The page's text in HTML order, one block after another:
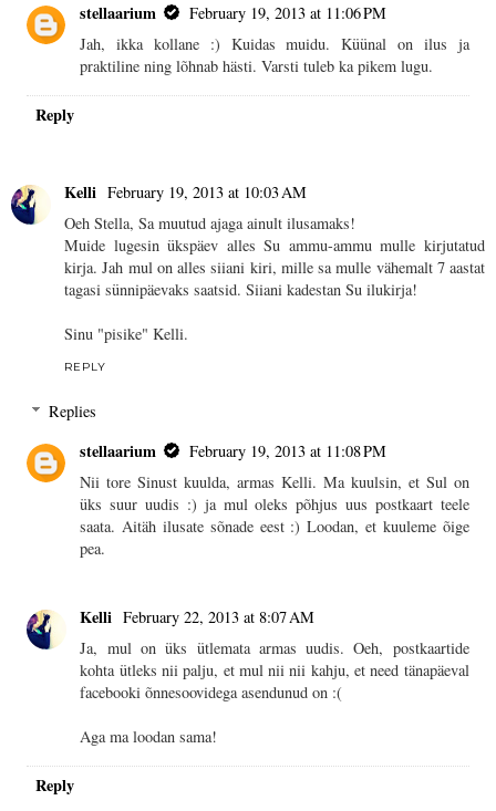
stellaarium
February 19, 2013 at 11:06 PM
Jah, ikka kollane :) Kuidas muidu. Küünal on ilus ja
praktiline ning lõhnab hästi. Varsti tuleb ka pikem lugu.
Reply
Kelli February 19, 2013 at 10:03 AM
Oeh Stella, Sa muutud ajaga ainult ilusamaks!
Muide lugesin ükspäev alles Su ammu-ammu mulle kirjutatud
kirja. Jah mul on alles siiani kiri, mille sa mulle vähemalt 7 aastat
tagasi sünnipäevaks saatsid. Siiani kadestan Su ilukirja!
Sinu "pisike" Kelli.
REPLY
Replies
stellaarium
February 19, 2013 at 11:08 PM
Nii tore Sinust kuulda, armas Kelli. Ma kuulsin, et Sul on
üks suur uudis :) ja mul oleks põhjus uus postkaart teele
saata. Aitäh ilusate sõnade eest :) Loodan, et kuuleme õige
pea.
Kelli February 22, 2013 at 8:07 AM
Ja, mul on üks ütlemata armas uudis. Oeh, postkaartide
kohta ütleks nii palju, et mul nii nii kahju, et need tänapäeval
facebooki õnnesoovidega asendunud on :(
Aga ma loodan sama!
Reply